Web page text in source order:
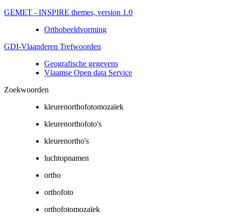
GEMET - INSPIRE themes, version 1.0
Orthobeeldvorming
GDI-Vlaanderen Trefwoorden
Geografische gegevens
Vlaamse Open data Service
Zoekwoorden
kleurenorthofotomozaïek
kleurenorthofoto's
kleurenortho's
luchtopnamen
ortho
orthofoto
orthofotomozaïek